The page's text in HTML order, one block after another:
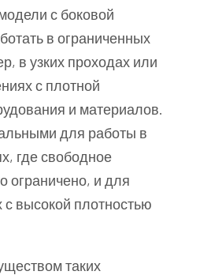
с боковой
в ограниченных
в узких проходах или
с плотной
и материалов.
для работы в
где свободное
ограничено, и для
высокой плотностью
таких